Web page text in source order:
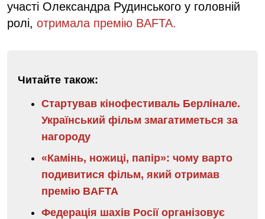
участі Олександра Рудинського у головній
ролі, отримала премію BAFTA.
Читайте також:
Стартував кінофестиваль Берлінале.
Український фільм змагатиметься за
нагороду
«Камінь, ножиці, папір»: чому варто
подивитися фільм, який отримав
премію BAFTA
Федерація шахів Росії організовує